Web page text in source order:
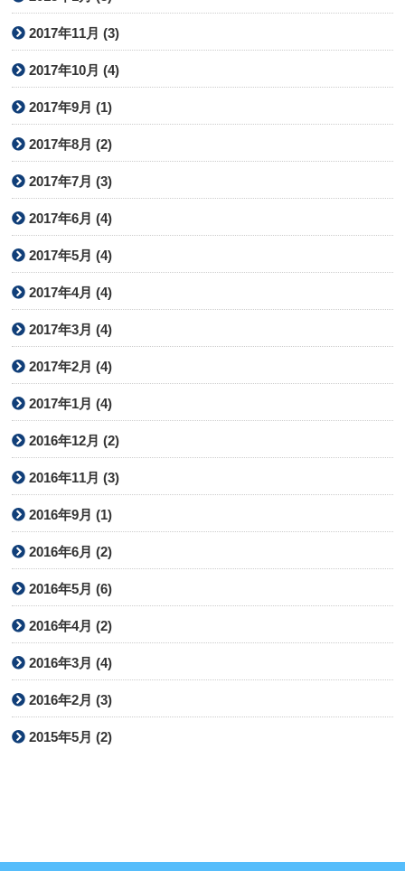
2017年11月 (3)
2017年10月 (4)
2017年9月 (1)
2017年8月 (2)
2017年7月 (3)
2017年6月 (4)
2017年5月 (4)
2017年4月 (4)
2017年3月 (4)
2017年2月 (4)
2017年1月 (4)
2016年12月 (2)
2016年11月 (3)
2016年9月 (1)
2016年6月 (2)
2016年5月 (6)
2016年4月 (2)
2016年3月 (4)
2016年2月 (3)
2015年5月 (2)